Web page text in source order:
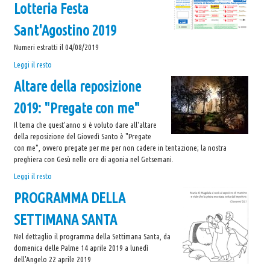
TELEGRAM
informazioni
-
Lotteria Festa
Sant'Agostino 2019
Numeri estratti il 04/08/2019
Lotteria
Sant'Agostino
-
Leggi il resto
Altare della reposizione
2019: "Pregate con me"
Il tema che quest'anno si è voluto dare all'altare
della reposizione del Giovedì Santo è "Pregate
con me", ovvero pregate per me per non cadere in tentazione; la nostra
preghiera con Gesù nelle ore di agonia nel Getsemani.
Altare
reposizione
"Pregate
con
me"
Leggi il resto
PROGRAMMA DELLA
SETTIMANA SANTA
Nel dettaglio il programma della Settimana Santa, da
domenica delle Palme 14 aprile 2019 a lunedì
dell'Angelo 22 aprile 2019